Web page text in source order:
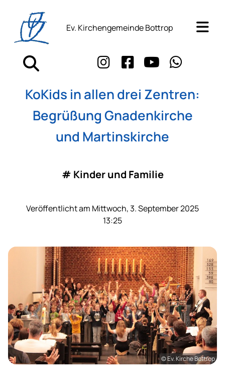
Ev. Kirchengemeinde Bottrop
KoKids in allen drei Zentren:
Begrüßung Gnadenkirche
und Martinskirche
# Kinder und Familie
Veröffentlicht am Mittwoch, 3. September 2025
13:25
© Ev. Kirche Bottrop